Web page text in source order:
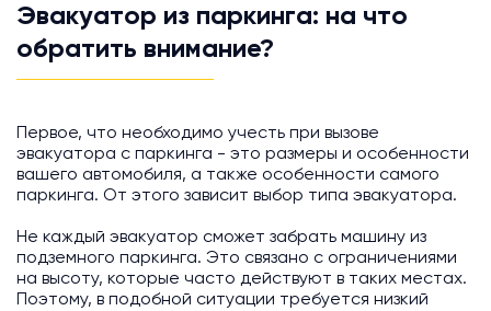
Эвакуатор из паркинга: на что
обратить внимание?
Первое, что необходимо учесть при вызове
эвакуатора с паркинга - это размеры и особенности
вашего автомобиля, а также особенности самого
паркинга. От этого зависит выбор типа эвакуатора.
Не каждый эвакуатор сможет забрать машину из
подземного паркинга. Это связано с ограничениями
на высоту, которые часто действуют в таких местах.
Поэтому, в подобной ситуации требуется низкий